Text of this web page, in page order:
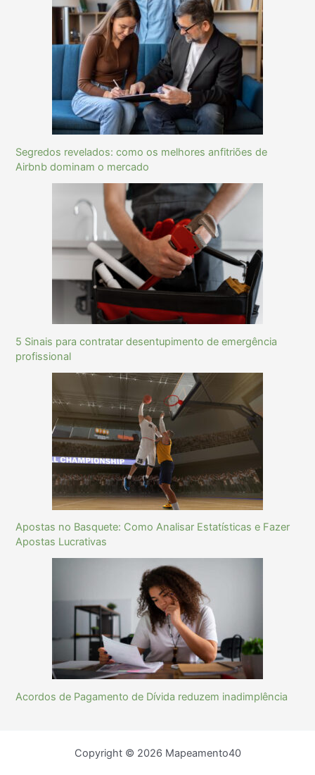
Segredos revelados: como os melhores anfitriões de
Airbnb dominam o mercado
5 Sinais para contratar desentupimento de emergência
profissional
Apostas no Basquete: Como Analisar Estatísticas e Fazer
Apostas Lucrativas
Acordos de Pagamento de Dívida reduzem inadimplência
Copyright © 2026 Mapeamento40